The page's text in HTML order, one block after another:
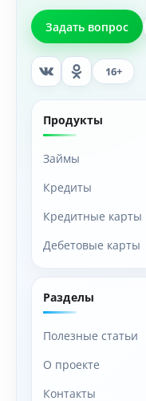
Задать вопрос
16+
Продукты
Займы
Кредиты
Кредитные карты
Дебетовые карты
Разделы
Полезные статьи
О проекте
Контакты